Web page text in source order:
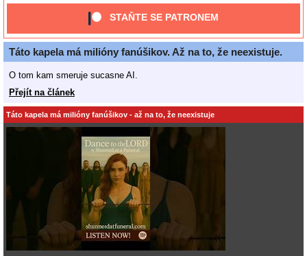
STAŇTE SE PATRONEM
Táto kapela má milióny fanúšikov. Až na to, že neexistuje.
O tom kam smeruje sucasne AI.
Přejít na článek
Táto kapela má milióny fanúšikov - až na to, že neexistuje